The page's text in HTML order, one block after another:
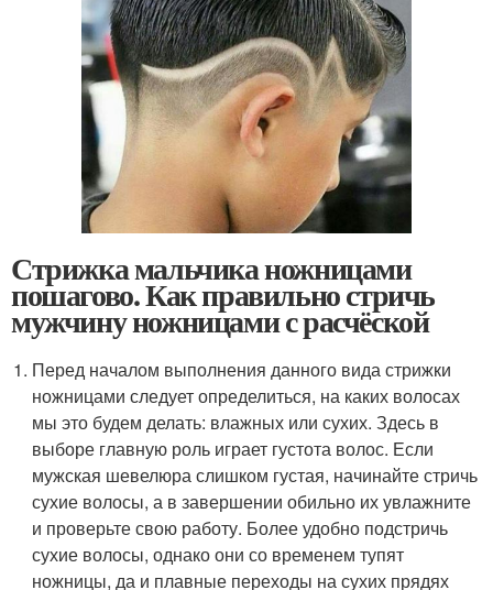
Стрижка мальчика ножницами
пошагово. Как правильно стричь
мужчину ножницами с расчёской
Перед началом выполнения данного вида стрижки
ножницами следует определиться, на каких волосах
мы это будем делать: влажных или сухих. Здесь в
выборе главную роль играет густота волос. Если
мужская шевелюра слишком густая, начинайте стричь
сухие волосы, а в завершении обильно их увлажните
и проверьте свою работу. Более удобно подстричь
сухие волосы, однако они со временем тупят
ножницы, да и плавные переходы на сухих прядях